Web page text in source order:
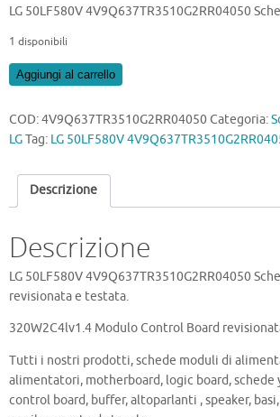
LG 50LF580V 4V9Q637TR3510G2RR04050
1 disponibili
LG
4V9Q637TR3510G2RR04050
Scheda
Con
quantità
Aggiungi al carrello
COD:4V9Q637TR3510G2RR04050Categoria:
LGTag: LG 50LF580V
Descrizione
Descrizione
LG 50LF580V 4V9Q637TR3510G2RR04050
revisionata e testata.
320W2C4lv1.4 Modulo Control Board
Tutti i nostri prodotti, schede moduli di
alimentatori, motherboard, logic board, schede
control board, buffer, altoparlanti , speaker,